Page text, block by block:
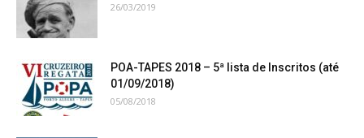
26/03/2019
POA-TAPES 2018 – 5ª lista de Inscritos (até
01/09/2018)
05/08/2018